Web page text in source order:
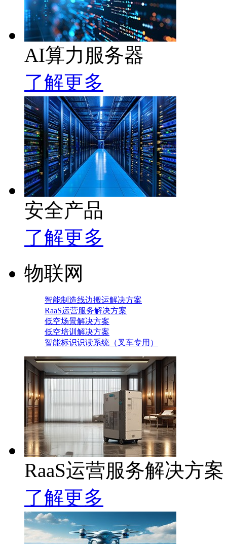
AI算力服务器
了解更多
安全产品
了解更多
物联网
智能制造线边搬运解决方案
RaaS运营服务解决方案
低空场景解决方案
低空培训解决方案
智能标识识读系统（叉车专用）
RaaS运营服务解决方案
了解更多